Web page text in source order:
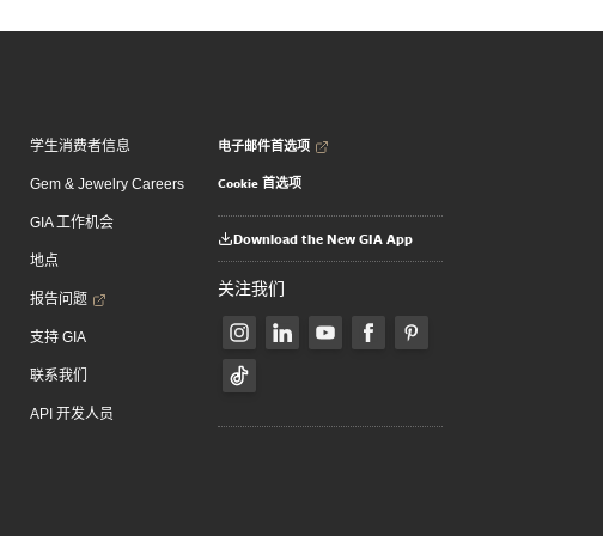
学生消费者信息
Gem & Jewelry Careers
GIA 工作机会
地点
报告问题
支持 GIA
联系我们
API 开发人员
电子邮件首选项
Cookie 首选项
Download the New GIA App
关注我们